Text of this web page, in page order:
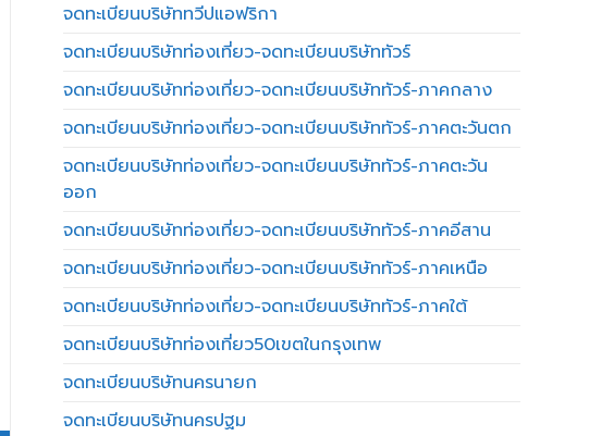
จดทะเบียนบริษัททวีปแอฟริกา
จดทะเบียนบริษัทท่องเที่ยว-จดทะเบียนบริษัททัวร์
จดทะเบียนบริษัทท่องเที่ยว-จดทะเบียนบริษัททัวร์-ภาคกลาง
จดทะเบียนบริษัทท่องเที่ยว-จดทะเบียนบริษัททัวร์-ภาคตะวันตก
จดทะเบียนบริษัทท่องเที่ยว-จดทะเบียนบริษัททัวร์-ภาคตะวัน
ออก
จดทะเบียนบริษัทท่องเที่ยว-จดทะเบียนบริษัททัวร์-ภาคอีสาน
จดทะเบียนบริษัทท่องเที่ยว-จดทะเบียนบริษัททัวร์-ภาคเหนือ
จดทะเบียนบริษัทท่องเที่ยว-จดทะเบียนบริษัททัวร์-ภาคใต้
จดทะเบียนบริษัทท่องเที่ยว50เขตในกรุงเทพ
จดทะเบียนบริษัทนครนายก
จดทะเบียนบริษัทนครปฐม